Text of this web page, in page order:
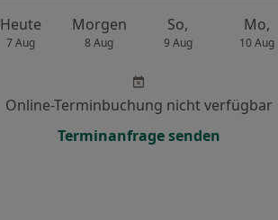
Heute
7 Aug
Morgen
8 Aug
So,
9 Aug
Mo,
10 Aug
Online-Terminbuchung nicht verfügbar
Terminanfrage senden